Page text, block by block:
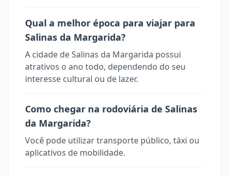
Qual a melhor época para viajar para
Salinas da Margarida?
A cidade de Salinas da Margarida possui
atrativos o ano todo, dependendo do seu
interesse cultural ou de lazer.
Como chegar na rodoviária de Salinas
da Margarida?
Você pode utilizar transporte público, táxi ou
aplicativos de mobilidade.